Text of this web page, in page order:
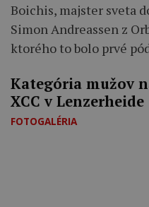
Boichis, majster sveta
Simon Andreassen z
ktorého to bolo prvé
Kategória mužov
XCC v Lenzerheide
FOTOGALÉRIA